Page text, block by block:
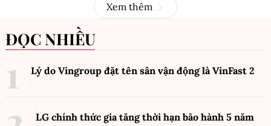
Xem thêm
ĐỌC NHIỀU
Lý do Vingroup đặt tên sân vận động là VinFast 2
LG chính thức gia tăng thời hạn bảo hành 5 năm